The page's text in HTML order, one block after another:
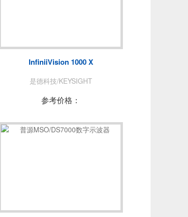
费思泰克
DEWESOFT
InfiniiVision 1000 X
是德科技/KEYSIGHT
参考价格：